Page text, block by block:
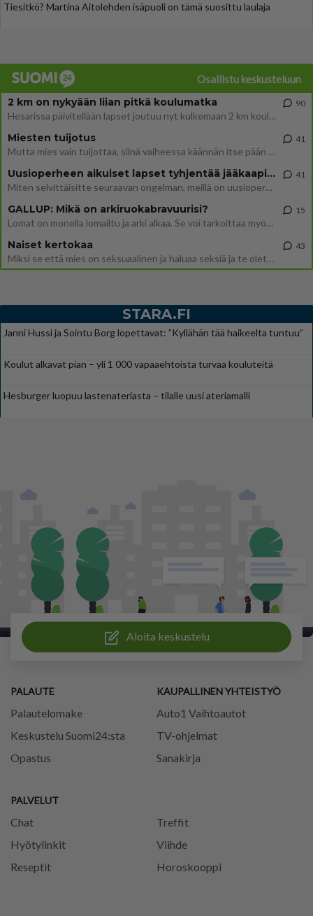
Tiesitkö? Martina Aitolehden isäpuoli on tämä suosittu laulaja
Osallistu keskusteluun
2 km on nykyään liian pitkä koulumatka
Hesarissa päivitellään lapset joutuu nyt kulkemaan 2 km kouluun jösses. Ruostefillarilla tuo matka menee vaikka miten äk
90
Miesten tuijotus
Mutta mies vain tuijottaa, siinä vaiheessa käännän itse pään pois. Mikä juttu? Yleensä jos joku tuijottaa tai katsoo, hä
41
Uusioperheen aikuiset lapset tyhjentää jääkaapin käydessään
Miten selvittäisitte seuraavan ongelman, meillä on uusioperhe, minulla teini-ikäiset lapset ja puolisolla aikuiset, jotk
41
GALLUP: Mikä on arkiruokabravuurisi?
Lomat on monella lomailtu ja arki alkaa. Se voi tarkoittaa myös sitä, että grillailut on grillattu ja palataan arjen ruo
15
Naiset kertokaa
Miksi se että mies on seksuaalinen ja haluaa seksiä ja te olette hänen mielestänne haluttava on vastenmielistä? Mikä sii
43
STARA.FI
Janni Hussi ja Sointu Borg lopettavat: ”Kyllähän tää haikeelta tuntuu”
Koulut alkavat pian – yli 1 000 vapaaehtoista turvaa kouluteitä
Hesburger luopuu lastenateriasta – tilalle uusi ateriamalli
Aloita keskustelu
PALAUTE
Palautelomake
Keskustelu Suomi24:sta
Opastus
PALVELUT
Chat
Treffit
Hyötylinkit
Viihde
Reseptit
Horoskooppi
KAUPALLINEN YHTEISTYÖ
Auto1 Vaihtoautot
TV-ohjelmat
Sanakirja